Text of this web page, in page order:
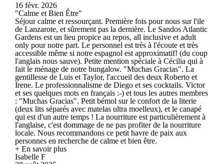
16 févr. 2026
"Calme et Bien Être"
Séjour calme et ressourçant. Première fois pour nous sur l'ile
de Lanzarote, et sûrement pas la dernière. Le Sandos Atlantic
Gardens est un lieu propice au repos, all inclusive et adult
only pour notre part. Le personnel est très à l'écoute et très
accessible même si notre espagnol est approximatif! (du coup
l'anglais nous sauve). Petite mention spéciale à Cécilia qui à
fait le ménage de notre bungalow. "Muchas Gracias". La
gentillesse de Luis et Taylor, l'accueil des deux Roberto et
Irene. Le professionnalisme de Diego et ses cocktails. Victor
et ses quelques mots en français :-) et tous les autres membres
: "Muchas Gracias". Petit bémol sur le confort de la literie
(deux lits séparés avec matelas ultra moelleux), et le canapé
qui est d'un autre temps ! La nourriture est particulièrement à
l'anglaise, c'est dommage de ne pas profiter de la nourriture
locale. Nous recommandons ce petit havre de paix aux
personnes en recherche de calme et bien être.
+ En savoir plus
Isabelle F